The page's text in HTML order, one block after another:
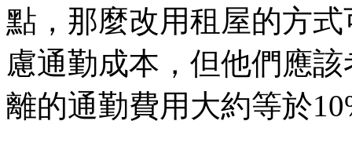
點，那麼改用租屋的方
慮通勤成本，但他們應
離的通勤費用大約等於